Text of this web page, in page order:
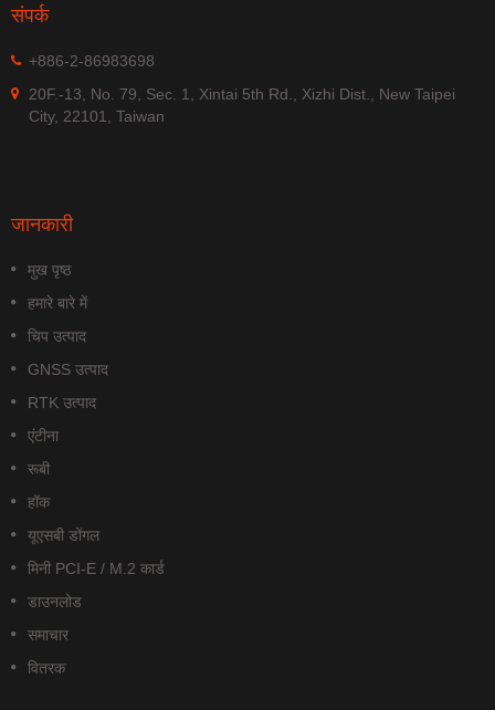
संपर्क
+886-2-86983698
20F.-13, No. 79, Sec. 1, Xintai 5th Rd., Xizhi Dist., New Taipei
City, 22101, Taiwan
जानकारी
मुख पृष्ठ
हमारे बारे में
चिप उत्पाद
GNSS उत्पाद
RTK उत्पाद
एंटीना
रूबी
हॉक
यूएसबी डोंगल
मिनी PCI-E / M.2 कार्ड
डाउनलोड
समाचार
वितरक